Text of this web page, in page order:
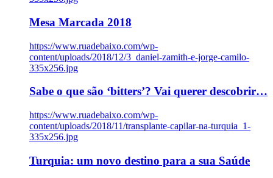
Mesa Marcada 2018
https://www.ruadebaixo.com/wp-
content/uploads/2018/12/3_daniel-zamith-e-jorge-camilo-
335x256.jpg
Sabe o que são ‘bitters’? Vai querer descobrir…
https://www.ruadebaixo.com/wp-
content/uploads/2018/11/transplante-capilar-na-turquia_1-
335x256.jpg
Turquia: um novo destino para a sua Saúde